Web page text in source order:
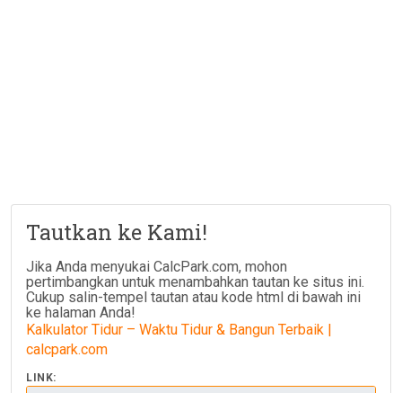
Tautkan ke Kami!
Jika Anda menyukai CalcPark.com, mohon
pertimbangkan untuk menambahkan tautan ke situs ini.
Cukup salin-tempel tautan atau kode html di bawah ini
ke halaman Anda!
Kalkulator Tidur – Waktu Tidur & Bangun Terbaik |
calcpark.com
LINK: